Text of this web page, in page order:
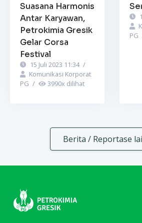
Suasana Harmonis
Antar Karyawan,
Petrokimia Gresik
Gelar Corsa
Festival
15 Juli 2023 11:34 /
Komunikasi Korporat
PG / 3990x dilihat
PG
Berita / Reportase